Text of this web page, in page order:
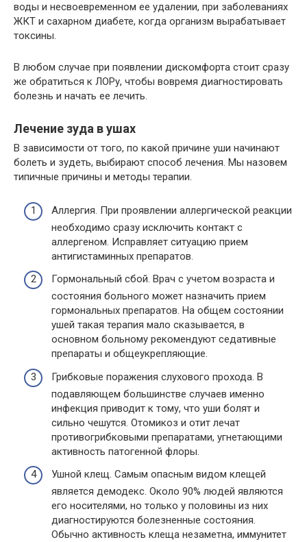
воды и несвоевременном ее удалении, при заболеваниях
ЖКТ и сахарном диабете, когда организм вырабатывает
токсины.
В любом случае при появлении дискомфорта стоит сразу
же обратиться к ЛОРу, чтобы вовремя диагностировать
болезнь и начать ее лечить.
Лечение зуда в ушах
В зависимости от того, по какой причине уши начинают
болеть и зудеть, выбирают способ лечения. Мы назовем
типичные причины и методы терапии.
Аллергия. При проявлении аллергической реакции
необходимо сразу исключить контакт с
аллергеном. Исправляет ситуацию прием
антигистаминных препаратов.
Гормональный сбой. Врач с учетом возраста и
состояния больного может назначить прием
гормональных препаратов. На общем состоянии
ушей такая терапия мало сказывается, в
основном больному рекомендуют седативные
препараты и общеукрепляющие.
Грибковые поражения слухового прохода. В
подавляющем большинстве случаев именно
инфекция приводит к тому, что уши болят и
сильно чешутся. Отомикоз и отит лечат
противогрибковыми препаратами, угнетающими
активность патогенной флоры.
Ушной клещ. Самым опасным видом клещей
является демодекс. Около 90% людей являются
его носителями, но только у половины из них
диагностируются болезненные состояния.
Обычно активность клеща незаметна, иммунитет